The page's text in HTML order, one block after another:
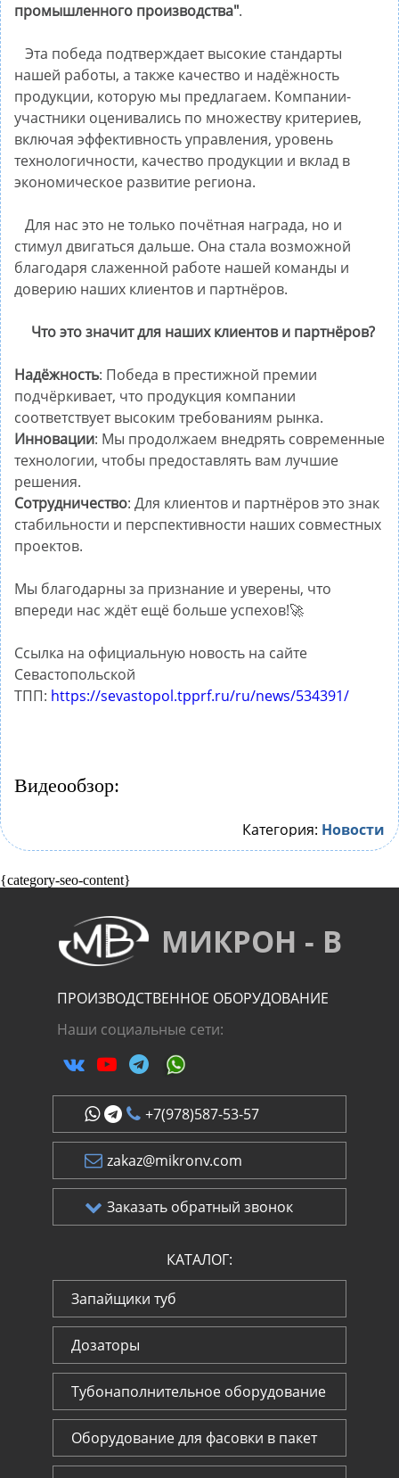
промышленного производства".
Эта победа подтверждает высокие стандарты
нашей работы, а также качество и надёжность
продукции, которую мы предлагаем. Компании-
участники оценивались по множеству критериев,
включая эффективность управления, уровень
технологичности, качество продукции и вклад в
экономическое развитие региона.
Для нас это не только почётная награда, но и
стимул двигаться дальше. Она стала возможной
благодаря слаженной работе нашей команды и
доверию наших клиентов и партнёров.
Что это значит для наших клиентов и партнёров?
Надёжность: Победа в престижной премии
подчёркивает, что продукция компании
соответствует высоким требованиям рынка.
Инновации: Мы продолжаем внедрять современные
технологии, чтобы предоставлять вам лучшие
решения.
Сотрудничество: Для клиентов и партнёров это знак
стабильности и перспективности наших совместных
проектов.
Мы благодарны за признание и уверены, что
впереди нас ждёт ещё больше успехов!🚀
Ссылка на официальную новость на сайте
Севастопольской
ТПП: https://sevastopol.tpprf.ru/ru/news/534391/
Видеообзор:
Категория: Новости
{category-seo-content}
МИКРОН - В
ПРОИЗВОДСТВЕННОЕ ОБОРУДОВАНИЕ
Наши социальные сети:
+7(978)587-53-57
zakaz@mikronv.com
Заказать обратный звонок
КАТАЛОГ:
Запайщики туб
Дозаторы
Тубонаполнительное оборудование
Оборудование для фасовки в пакет